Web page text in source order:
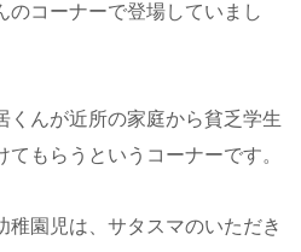
のコーナーで登場していまし
くんが近所の家庭から貧乏学生
もらうというコーナーです。
稚園児は、サタスマのいただき